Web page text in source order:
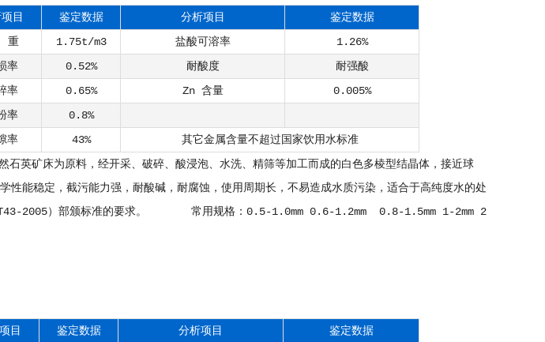
目 鉴定数据 分析项目
鉴定数据
重 1.75t/m3 盐酸可溶率
1.26%
率 0.52% 耐酸度
耐强酸
率 0.65% Zn 含量
0.005%
率
0.8%
率 43%
其它金属含量不超过国家饮用水标准
英矿床为原料，经开采、破碎、酸浸泡、水洗、精筛等加工而成的白色多棱型结晶体，接近球
性能稳定，截污能力强，耐酸碱，耐腐蚀，使用周期长，不易造成水质污染，适合于高纯度水的处
T43-2005）部颁标准的要求。 常用规格：0.5-1.0mm 0.6-1.2mm 0.8-1.5mm 1-2mm 2
目 鉴定数据 分析项目
鉴定数据